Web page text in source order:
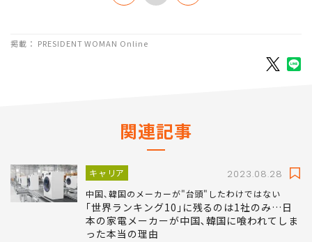
掲載： PRESIDENT WOMAN Online
関連記事
キャリア 2023.08.28
中国､韓国のメーカーが"台頭"したわけではない
｢世界ランキング10｣に残るのは1社のみ…日
本の家電メーカーが中国､韓国に喰われてしま
った本当の理由